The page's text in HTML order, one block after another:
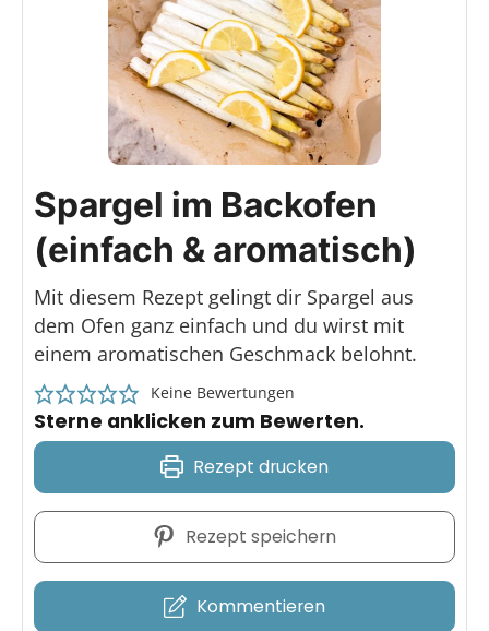
Spargel im Backofen
(einfach & aromatisch)
Mit diesem Rezept gelingt dir Spargel aus
dem Ofen ganz einfach und du wirst mit
einem aromatischen Geschmack belohnt.
Keine Bewertungen
Sterne anklicken zum Bewerten.
Rezept drucken
Rezept speichern
Kommentieren